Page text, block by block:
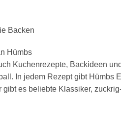
Backen
Hümbs
Kuchenrezepte, Backideen
In jedem Rezept gibt Hümbs
es beliebte Klassiker,